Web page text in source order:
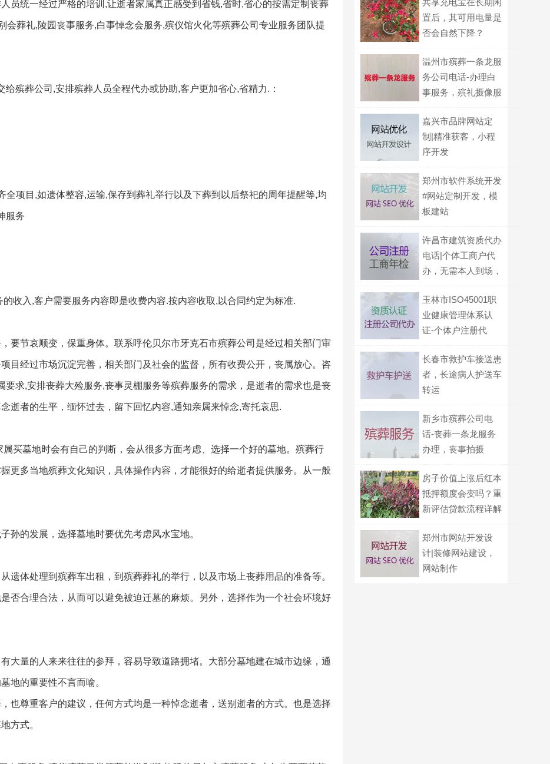
员统一经过严格的培训,让逝者家属真正感受到省钱,省时,省心的按需定制丧葬
会葬礼,陵园丧事服务,白事悼念会服务,殡仪馆火化等殡葬公司专业服务团队提
殡葬公司,安排殡葬人员全程代办或协助,客户更加省心,省精力.：
项目,如遗体整容,运输,保存到葬礼举行以及下葬到以后祭祀的周年提醒等,均
服务
收入,客户需要服务内容即是收费内容.按内容收取,以合同约定为标准.
要节哀顺变，保重身体。联系呼伦贝尔市牙克石市殡葬公司是经过相关部门审
目经过市场沉淀完善，相关部门及社会的监督，所有收费公开，丧属放心。咨
求,安排丧葬大殓服务,丧事灵棚服务等殡葬服务的需求，是逝者的需求也是丧
逝者的生平，缅怀过去，留下回忆内容,通知亲属来悼念,寄托哀思.
买墓地时会有自己的判断，会从很多方面考虑、选择一个好的墓地。殡葬行
更多当地殡葬文化知识，具体操作内容，才能很好的给逝者提供服务。从一般
孙的发展，选择墓地时要优先考虑风水宝地。
遗体处理到殡葬车出租，到殡葬葬礼的举行，以及市场上丧葬用品的准备等。
否合理合法，从而可以避免被迫迁墓的麻烦。另外，选择作为一个社会环境好
大量的人来来往往的参拜，容易导致道路拥堵。大部分墓地建在城市边缘，通
地的重要性不言而喻。
也尊重客户的建议，任何方式均是一种悼念逝者，送别逝者的方式。也是选择
方式。
共享充电宝在长期闲
置后，其可用电量是
否会自然下降？
温州市殡葬一条龙服
务公司电话-办理白
事服务，殡礼摄像服
嘉兴市品牌网站定
制|精准获客，小程
序开发
郑州市软件系统开发
#网站定制开发，模
板建站
许昌市建筑资质代办
电话|个体工商户代
办，无需本人到场，
玉林市ISO45001职
业健康管理体系认
证-个体户注册代
话咨询
长春市救护车接送患
者，长途病人护送车
转运
新乡市殡葬公司电
话-丧葬一条龙服务
办理，丧事拍摄
房子价值上涨后红本
抵押额度会变吗？重
新评估贷款流程详解
郑州市网站开发设
计|装修网站建设，
网站制作